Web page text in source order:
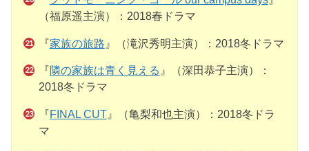
（福原遥主演）：2018春ドラマ
『家族の旅路 』（滝沢秀明主演）：2018冬ドラマ
『隣の家族は青く見える 』（深田恭子主演）：
2018冬ドラマ
『FINAL CUT』（亀梨和也主演）：2018冬ドラ
マ